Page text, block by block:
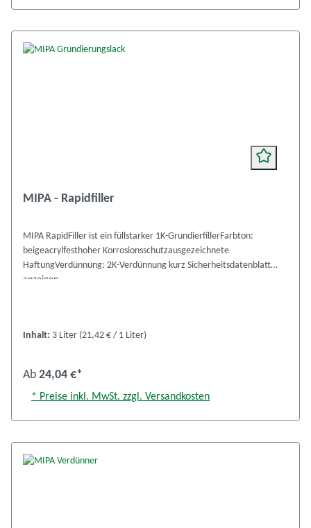
MIPA - Rapidfiller
MIPA RapidFiller ist ein füllstarker 1K-GrundierfillerFarbton:
beigeacrylfesthoher Korrosionsschutzausgezeichnete
HaftungVerdünnung: 2K-Verdünnung kurz Sicherheitsdatenblatt
anzeigen
Inhalt: 3 Liter (21,42 € / 1 Liter)
Ab 24,04 €*
* Preise inkl. MwSt. zzgl. Versandkosten